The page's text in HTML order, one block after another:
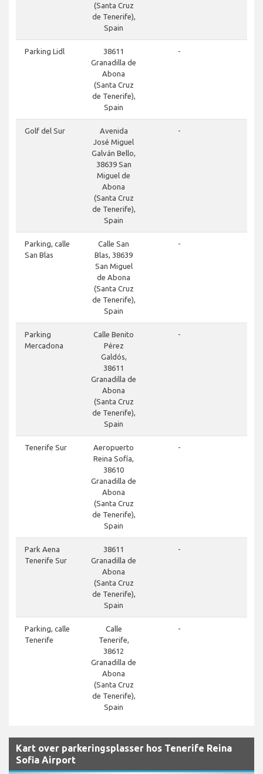
(Santa Cruz
de Tenerife),
Spain
Parking Lidl
38611
Granadilla de
Abona
(Santa Cruz
de Tenerife),
Spain
-
Golf del Sur
Avenida
José Miguel
Galván Bello,
38639 San
Miguel de
Abona
(Santa Cruz
de Tenerife),
Spain
-
Parking, calle
San Blas
Calle San
Blas, 38639
San Miguel
de Abona
(Santa Cruz
de Tenerife),
Spain
-
Parking
Mercadona
Calle Benito
Pérez
Galdós,
38611
Granadilla de
Abona
(Santa Cruz
de Tenerife),
Spain
-
Tenerife Sur
Aeropuerto
Reina Sofía,
38610
Granadilla de
Abona
(Santa Cruz
de Tenerife),
Spain
-
Park Aena
Tenerife Sur
38611
Granadilla de
Abona
(Santa Cruz
de Tenerife),
Spain
-
Parking, calle
Tenerife
Calle
Tenerife,
38612
Granadilla de
Abona
(Santa Cruz
de Tenerife),
Spain
-
Kart over parkeringsplasser hos Tenerife Reina
Sofia Airport